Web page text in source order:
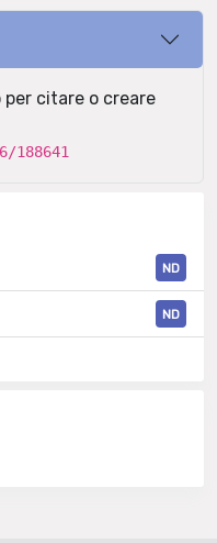
citare o creare
ND
ND